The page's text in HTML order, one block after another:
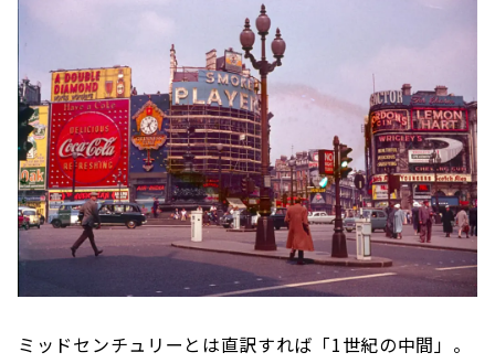
ミッドセンチュリーとは直訳すれば「1世紀の中間」。